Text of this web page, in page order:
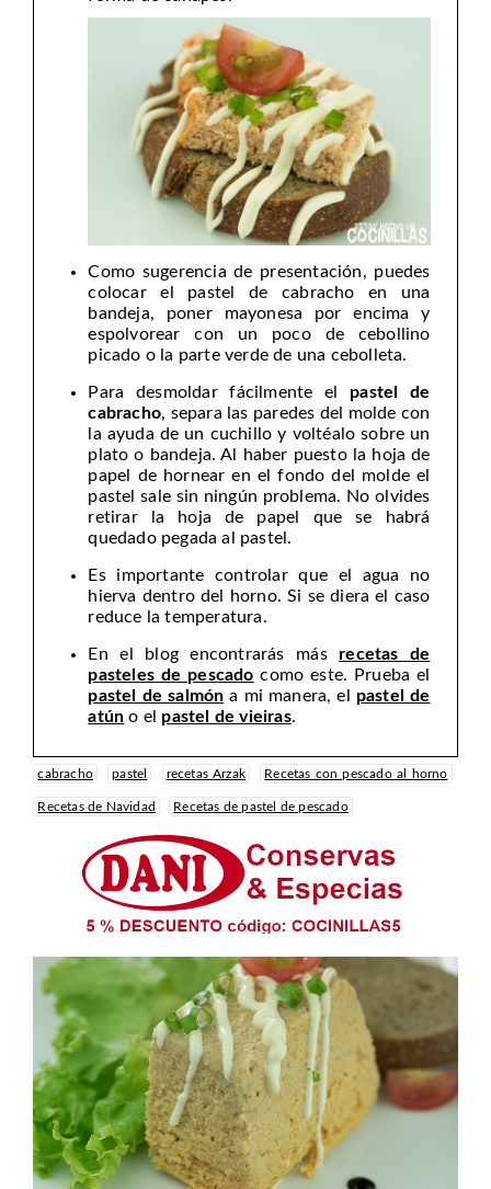
Como sugerencia de presentación, puedes
colocar el pastel de cabracho en una
bandeja, poner mayonesa por encima y
espolvorear con un poco de cebollino
picado o la parte verde de una cebolleta.
Para desmoldar fácilmente el pastel de
cabracho, separa las paredes del molde con
la ayuda de un cuchillo y voltéalo sobre un
plato o bandeja. Al haber puesto la hoja de
papel de hornear en el fondo del molde el
pastel sale sin ningún problema. No olvides
retirar la hoja de papel que se habrá
quedado pegada al pastel.
Es importante controlar que el agua no
hierva dentro del horno. Si se diera el caso
reduce la temperatura.
En el blog encontrarás más recetas de
pasteles de pescado como este. Prueba el
pastel de salmón a mi manera, el pastel de
atún o el pastel de vieiras.
cabracho pastel recetas Arzak Recetas con pescado al horno
Recetas de Navidad Recetas de pastel de pescado